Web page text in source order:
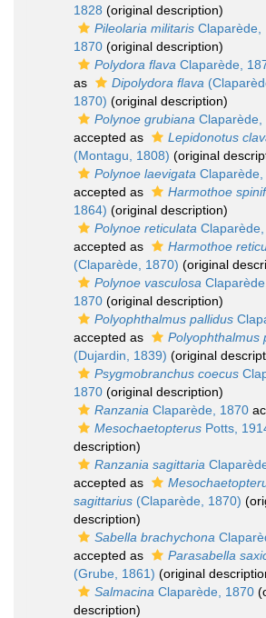
1828 (original description)
Pileolaria militaris Claparède,
1870 (original description)
Polydora flava Claparède,
as
Dipolydora flava
1870) (original description)
Polynoe grubiana Claparède,
accepted as
Lepidonotus
(Montagu, 1808) (original
Polynoe laevigata
accepted as
Harmothoe
1864) (original description)
Polynoe reticulata
accepted as
Harmothoe
(Claparède, 1870) (original
Polynoe vasculosa Claparède,
1870 (original description)
Polyophthalmus pallidus
accepted as
Polyophthalmus
(Dujardin, 1839) (original
Psygmobranchus coecus
1870 (original description)
Ranzania Claparède, 1870
Mesochaetopterus Potts,
description)
Ranzania sagittaria
accepted as
sagittarius (Claparède, 1870)
description)
Sabella brachychona
accepted as
Parasabella
(Grube, 1861) (original
Salmacina Claparède, 1870
description)